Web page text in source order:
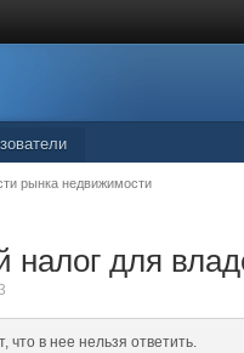
рынка недвижимости
налог для
что в нее нельзя ответить.